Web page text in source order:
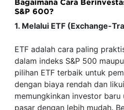
Bagaimana Cara
S&P 600?
1. Melalui ETF (Exchange-
ETF adalah cara paling
dalam indeks S&P 500
pilihan ETF terbaik untuk
dengan biaya rendah dan
memungkinkan investor baru
pasar dengan lebih mudah.